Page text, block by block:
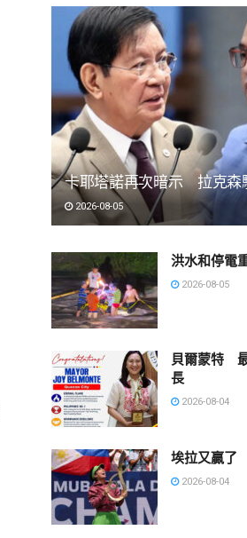
卡耶塔諾再次暗示 拉克森
2026-08-05
洪水和停電
2026-08-05
貝爾蒙特
長
2026-08-04
埃拉又贏了
2026-08-04